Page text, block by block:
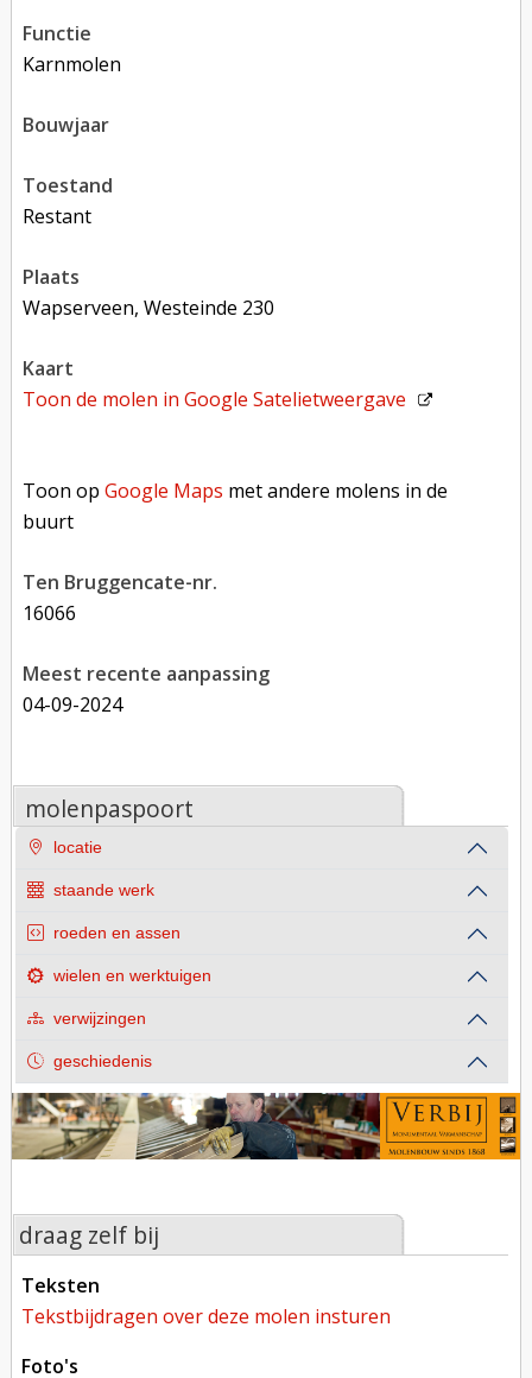
functie
karnmolen
bouwjaar
toestand
restant
plaats
Wapserveen, Westeinde 230
kaart
Toon de molen inGoogle Satelietweergave
Toon opGoogle Maps met andere molens in de
buurt
Ten Bruggencate-nr.
16066
Meest recente aanpassing
04-09-2024
molenpaspoort
locatie
staande werk
roeden en assen
wielen en werktuigen
verwijzingen
geschiedenis
draag zelf bij
teksten
tekstbijdragen over deze molen insturen
foto's